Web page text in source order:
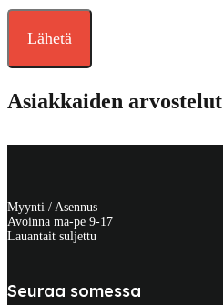
Lähetä
Asiakkaiden arvostelut
Myynti / Asennus
Avoinna ma-pe 9-17
Lauantait suljettu
Seuraa somessa